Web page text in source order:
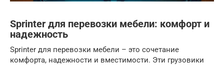
Sprinter для перевозки мебели: комфорт и
надежность
Sprinter для перевозки мебели – это сочетание
комфорта, надежности и вместимости. Эти грузовики